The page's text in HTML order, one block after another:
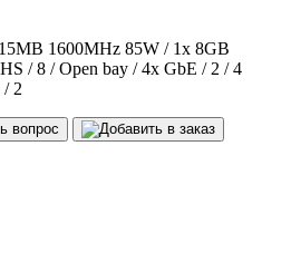
1600MHz 85W / 1x 8GB
/ 8 / Open bay / 4x GbE / 2 / 4
2